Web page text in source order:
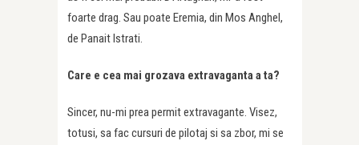
foarte drag. Sau poate Eremia, din Mos Anghel,
de Panait Istrati.
Care e cea mai grozava extravaganta a ta?
Sincer, nu-mi prea permit extravagante. Visez,
totusi, sa fac cursuri de pilotaj si sa zbor, mi se